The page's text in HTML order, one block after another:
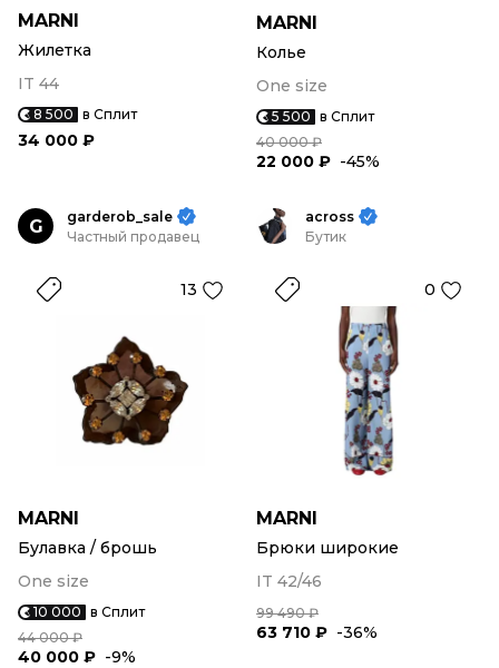
MARNI
Жилетка
IT 44
8 500 в Сплит
34 000 ₽
MARNI
Колье
One size
5 500 в Сплит
40 000 ₽
22 000 ₽ -45%
G
garderob_sale
Частный продавец
13
MARNI
Булавка / брошь
One size
10 000 в Сплит
44 000 ₽
40 000 ₽ -9%
across
Бутик
0
MARNI
Брюки широкие
IT 42/46
99 490 ₽
63 710 ₽ -36%